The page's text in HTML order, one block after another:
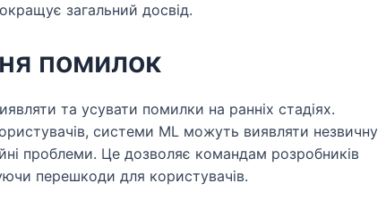
загальний досвід.
помилок
та усувати помилки на ранніх стадіях.
системи ML можуть виявляти незвичну
проблеми. Це дозволяє командам розробників
перешкоди для користувачів.